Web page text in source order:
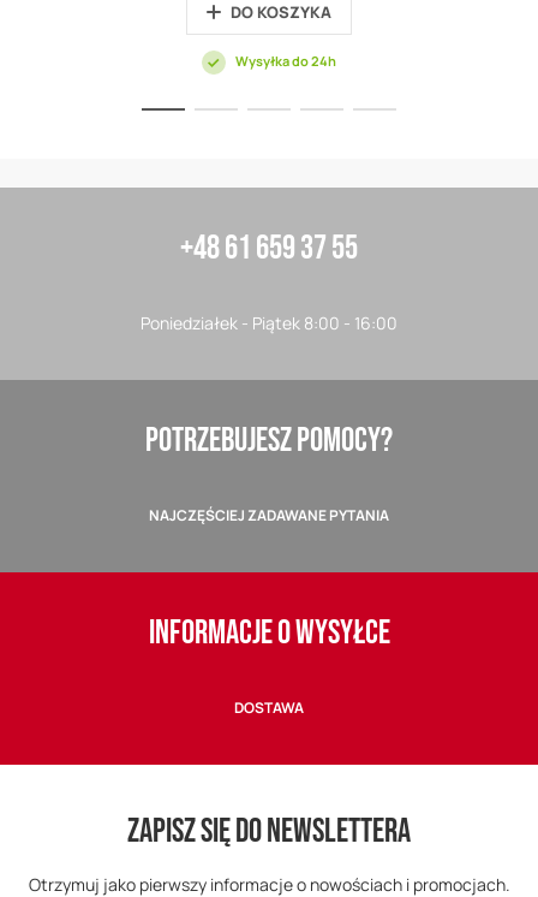
DO KOSZYKA
Wysyłka do 24h
+48 61 659 37 55
Poniedziałek - Piątek 8:00 - 16:00
POTRZEBUJESZ POMOCY?
NAJCZĘŚCIEJ ZADAWANE PYTANIA
INFORMACJE O WYSYŁCE
DOSTAWA
ZAPISZ SIĘ DO NEWSLETTERA
Otrzymuj jako pierwszy informacje o nowościach i promocjach.